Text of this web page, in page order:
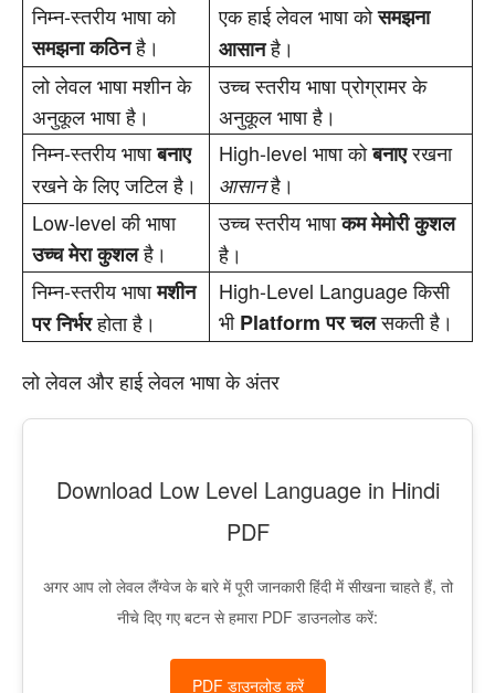
निम्न-स्तरीय भाषा को
समझना कठिनहै।
एक हाई लेवल भाषा कोसमझना
आसानहै।
लो लेवल भाषा मशीन के
अनुकूल भाषा है।
उच्च स्तरीय भाषा प्रोग्रामर के
अनुकूल भाषा है।
निम्न-स्तरीय भाषाबनाए
रखने के लिए जटिल है।
High-level भाषा कोबनाएरखना
आसानहै।
Low-level की भाषा
उच्च मेरा कुशलहै।
उच्च स्तरीय भाषाकम मेमोरी कुशल
है।
निम्न-स्तरीय भाषामशीन
पर निर्भरहोता है।
High-Level Language किसी
भीPlatform पर चलसकती है।
लो लेवल और हाई लेवल भाषा के अंतर
Download Low Level Language in Hindi
PDF
अगर आप लो लेवल लैंग्वेज के बारे में पूरी जानकारी हिंदी में सीखना चाहते हैं, तो
नीचे दिए गए बटन से हमारा PDF डाउनलोड करें:
PDF डाउनलोड करें